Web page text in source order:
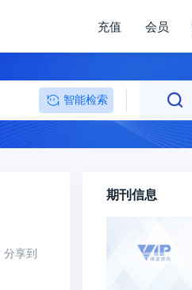
充值 会员
智能检索
分享到
期刊信息